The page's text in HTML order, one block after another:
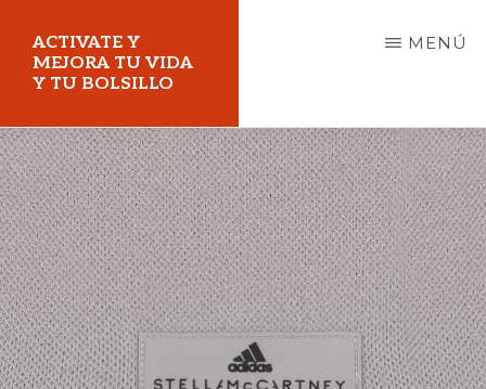
contenido
principal
ACTIVATE Y
MEJORA TU VIDA
Y TU BOLSILLO
Mejora
tu
vida
y
tu
bolsillo
MENÚ